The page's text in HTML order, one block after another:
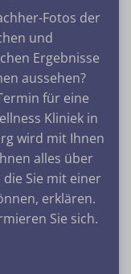
Fotos der
und
Ergebnisse
aussehen?
für eine
Kliniek in
wird mit Ihnen
alles über
Sie mit einer
erklären.
Sie sich.